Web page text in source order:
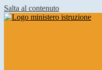
Salta al contenuto